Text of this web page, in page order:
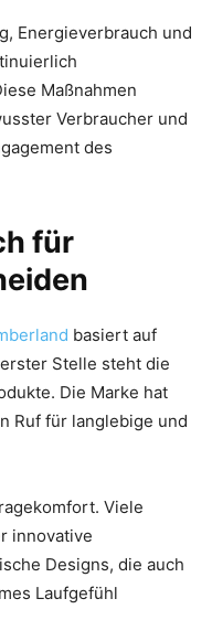
Energieverbrauch und
Maßnahmen
Verbraucher und
des
für
basiert auf
Stelle steht die
Die Marke hat
Ruf für langlebige und
Viele
innovative
Designs, die auch
Laufgefühl